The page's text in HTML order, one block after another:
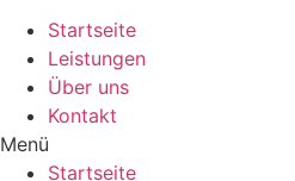
Startseite
Leistungen
Über uns
Kontakt
Menü
Startseite